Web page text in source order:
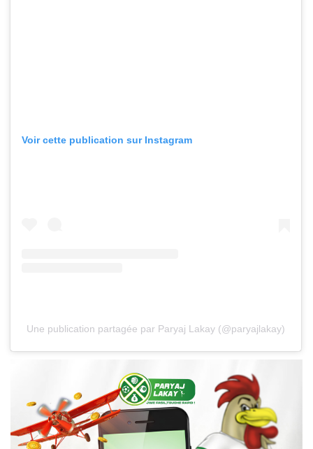
Voir cette publication sur Instagram
Une publication partagée par Paryaj Lakay (@paryajlakay)